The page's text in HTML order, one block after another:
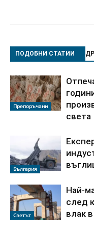
ПОДОБНИ СТАТИИ
Препоръчани
света
България
Светът
Най-
след
влак